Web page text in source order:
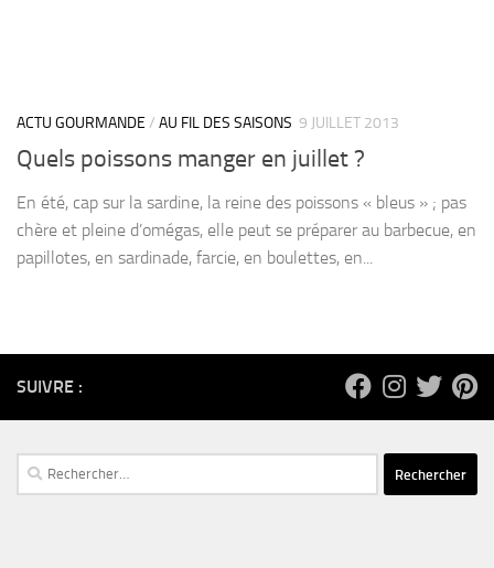
ACTU GOURMANDE / AU FIL DES SAISONS 9 JUILLET 2013
Quels poissons manger en juillet ?
En été, cap sur la sardine, la reine des poissons « bleus » ; pas
chère et pleine d’omégas, elle peut se préparer au barbecue, en
papillotes, en sardinade, farcie, en boulettes, en...
SUIVRE :
Rechercher :